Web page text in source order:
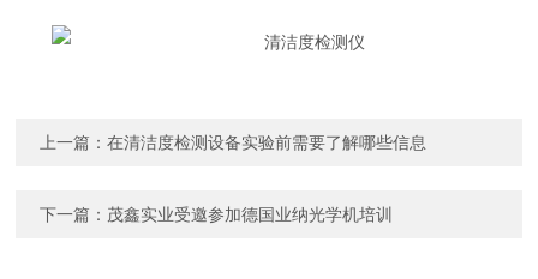
上一篇：在清洁度检测设备实验前需要了解哪些信息
下一篇： 茂鑫实业受邀参加德国业纳光学机培训